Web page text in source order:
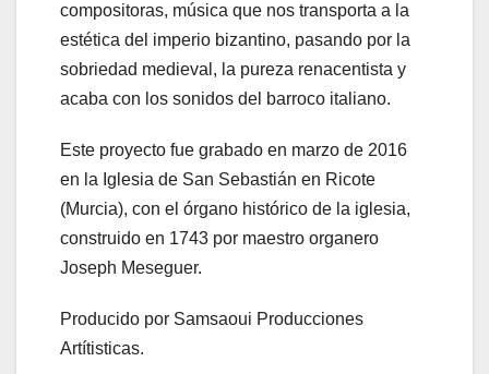
compositoras, música que nos transporta a la
estética del imperio bizantino, pasando por la
sobriedad medieval, la pureza renacentista y
acaba con los sonidos del barroco italiano.
Este proyecto fue grabado en marzo de 2016
en la Iglesia de San Sebastián en Ricote
(Murcia), con el órgano histórico de la iglesia,
construido en 1743 por maestro organero
Joseph Meseguer.
Producido por Samsaoui Producciones
Artítisticas.